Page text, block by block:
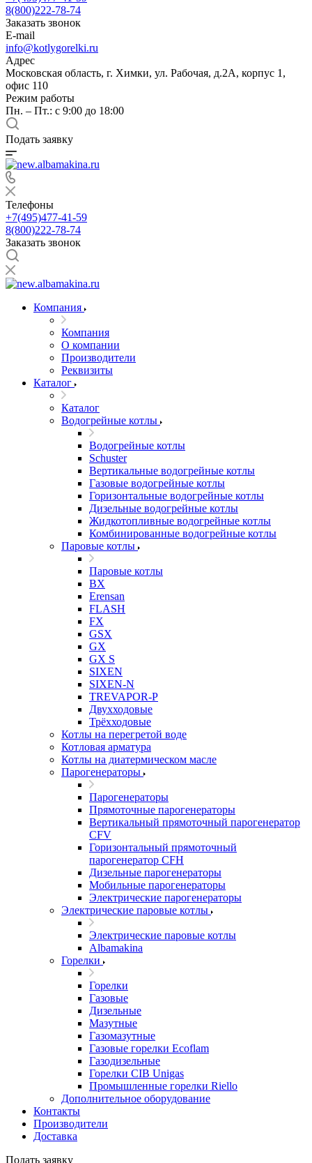
8(800)222-78-74
Заказать звонок
E-mail
info@kotlygorelki.ru
Адрес
Московская область, г. Химки, ул. Рабочая, д.2А, корпус 1,
офис 110
Режим работы
Пн. – Пт.: с 9:00 до 18:00
Подать заявку
Телефоны
+7(495)477-41-59
8(800)222-78-74
Заказать звонок
Компания
Компания
О компании
Производители
Реквизиты
Каталог
Каталог
Водогрейные котлы
Водогрейные котлы
Schuster
Вертикальные водогрейные котлы
Газовые водогрейные котлы
Горизонтальные водогрейные котлы
Дизельные водогрейные котлы
Жидкотопливные водогрейные котлы
Комбинированные водогрейные котлы
Паровые котлы
Паровые котлы
BX
Erensan
FLASH
FX
GSX
GX
GX S
SIXEN
SIXEN-N
TREVAPOR-P
Двухходовые
Трёхходовые
Котлы на перегретой воде
Котловая арматура
Котлы на диатермическом масле
Парогенераторы
Парогенераторы
Прямоточные парогенераторы
Вертикальный прямоточный парогенератор
CFV
Горизонтальный прямоточный
парогенератор CFH
Дизельные парогенераторы
Мобильные парогенераторы
Электрические парогенераторы
Электрические паровые котлы
Электрические паровые котлы
Albamakina
Горелки
Горелки
Газовые
Дизельные
Мазутные
Газомазутные
Газовые горелки Ecoflam
Газодизельные
Горелки CIB Unigas
Промышленные горелки Riello
Дополнительное оборудование
Контакты
Производители
Доставка
Подать заявку